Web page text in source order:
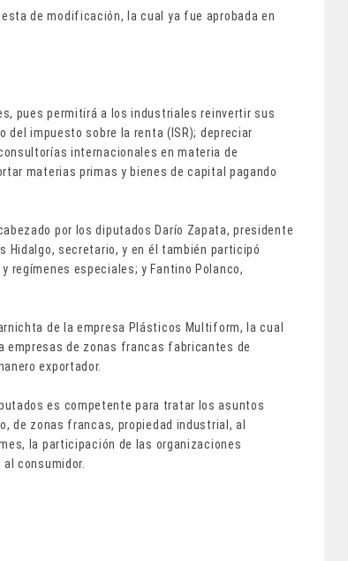
de modificación, la cual ya fue aprobada en
pues permitirá a los industriales reinvertir sus
del impuesto sobre la renta (ISR); depreciar
internacionales en materia de
materias primas y bienes de capital pagando
por los diputados Darío Zapata, presidente
Hidalgo, secretario, y en él también participó
regímenes especiales; y Fantino Polanco,
de la empresa Plásticos Multiform, la cual
empresas de zonas francas fabricantes de
exportador.
es competente para tratar los asuntos
de zonas francas, propiedad industrial, al
la participación de las organizaciones
consumidor.